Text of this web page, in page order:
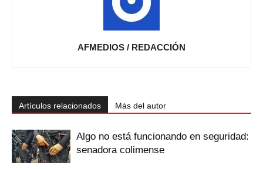
AFMEDIOS / REDACCIÓN
Artículos relacionados Más del autor
Algo no está funcionando en seguridad:
senadora colimense